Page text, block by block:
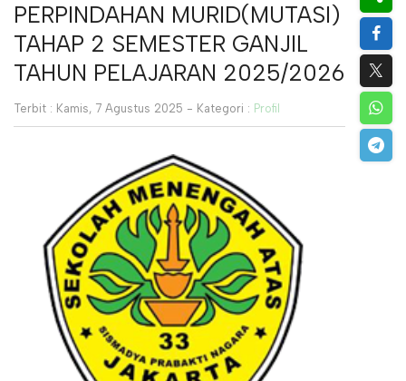
PERPINDAHAN MURID(MUTASI)
TAHAP 2 SEMESTER GANJIL
TAHUN PELAJARAN 2025/2026
Terbit : Kamis, 7 Agustus 2025 - Kategori : Profil